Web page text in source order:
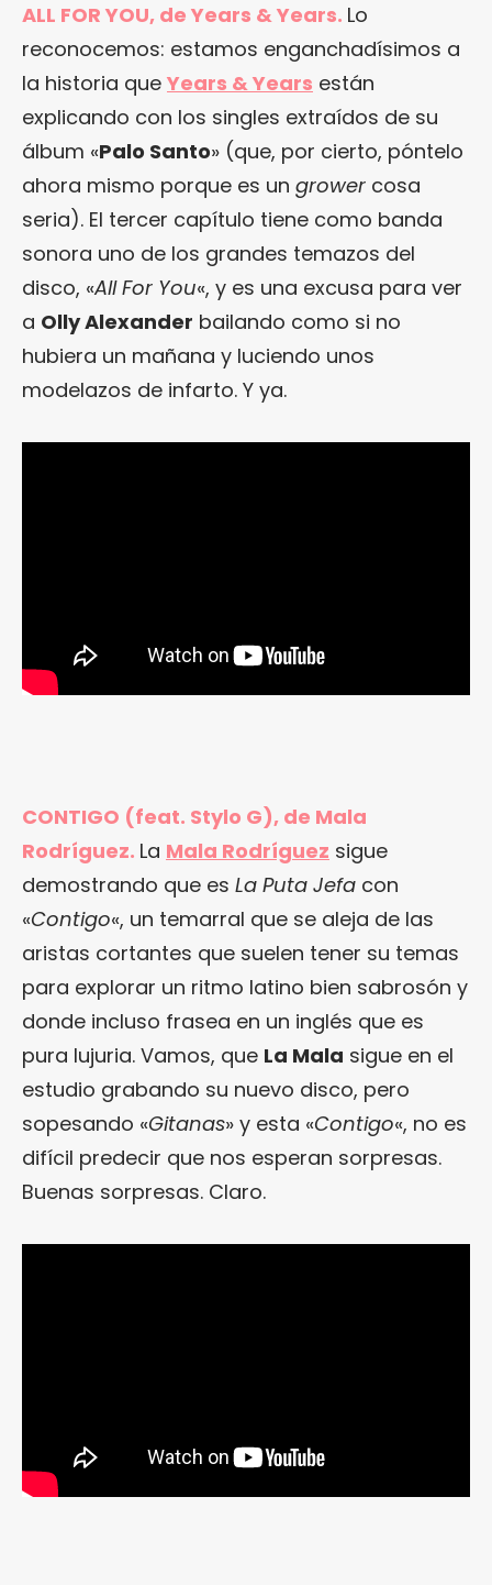
ALL FOR YOU, de Years & Years. Lo
reconocemos: estamos enganchadísimos a
la historia que Years & Years están
explicando con los singles extraídos de su
álbum «Palo Santo» (que, por cierto, póntelo
ahora mismo porque es un grower cosa
seria). El tercer capítulo tiene como banda
sonora uno de los grandes temazos del
disco, «All For You«, y es una excusa para ver
a Olly Alexander bailando como si no
hubiera un mañana y luciendo unos
modelazos de infarto. Y ya.
CONTIGO (feat. Stylo G), de Mala
Rodríguez. La Mala Rodríguez sigue
demostrando que es La Puta Jefa con
«Contigo«, un temarral que se aleja de las
aristas cortantes que suelen tener su temas
para explorar un ritmo latino bien sabrosón y
donde incluso frasea en un inglés que es
pura lujuria. Vamos, que La Mala sigue en el
estudio grabando su nuevo disco, pero
sopesando «Gitanas» y esta «Contigo«, no es
difícil predecir que nos esperan sorpresas.
Buenas sorpresas. Claro.